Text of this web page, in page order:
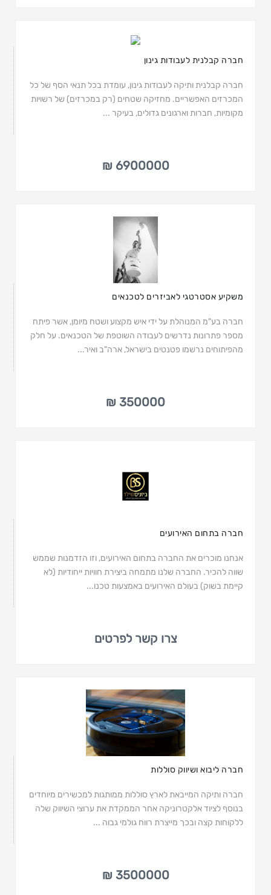
חברה קבלנית לעבודות גינון
חברה קבלנית ותיקה לעבודות גינון, עומדת בכל תנאי הסף של כל
המכרזים האפשריים. מחזיקה שטחים (רק במכרזים) של רשויות
מקומיות, חברות וארגונים גדולים, בעיקר ...
6900000 ₪
משקיע אסטרטגי לאביזרים לטכנאים
חברה בע"מ המנוהלת על ידי איש מקצוע ושטח מיומן, אשר פיתח
מספר פתרונות נדרשים לעבודה השוטפת של הטכנאים. על חלק
מהפיתוחים נרשמו פטנטים בישראל, ארה"ב ואיר...
350000 ₪
חברה בתחום האירועים
אנחנו מוכרים את החברה בתחום האירועים, וזו הזדמנות שממש
שווה להכיר. החברה שלנו מתמחה ביצירת חוויות ייחודיות (לא
קיימת בשוק) בעולם האירועים באמצעות טכנו...
צרו קשר לפרטים
חברה ליבוא ושיווק סוללות
חברה ותיקה המייבאת לארץ סוללות ממותגות למכשירים מיוחדים
בנוסף לציוד אלקטרוניקה אחר הממקדת את ערוצי השיווק שלה
ללקוחות קצה ובכך מייצרת רווח גולמי גבוה ...
3500000 ₪